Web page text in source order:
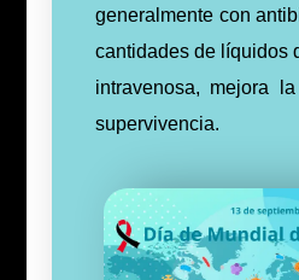
generalmente con
cantidades de líquidos
intravenosa, mejora
supervivencia.